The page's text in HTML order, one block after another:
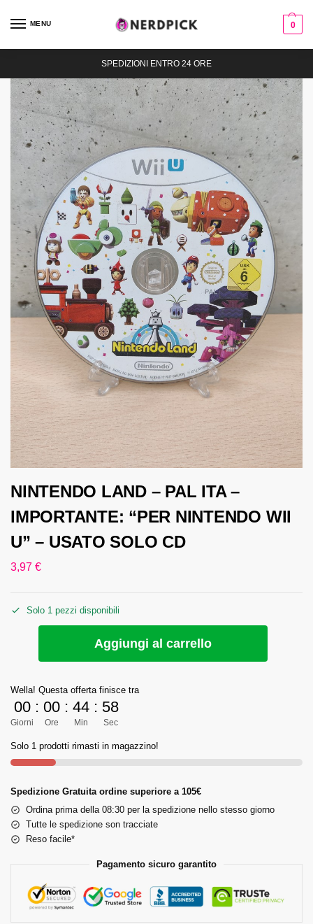
MENU 0
SPEDIZIONI ENTRO 24 ORE
NINTENDO LAND – PAL ITA –
IMPORTANTE: “PER NINTENDO WII
U” – USATO SOLO CD
3,97 €
Solo 1 pezzi disponibili
Aggiungi al carrello
Wella! Questa offerta finisce tra
00
Giorni
: 00
Ore
: 44
Min
: 57
Sec
Solo 1 prodotti rimasti in magazzino!
Spedizione Gratuita ordine superiore a 105€
Ordina prima della 08:30 per la spedizione nello stesso giorno
Tutte le spedizione son tracciate
Reso facile*
Pagamento sicuro garantito